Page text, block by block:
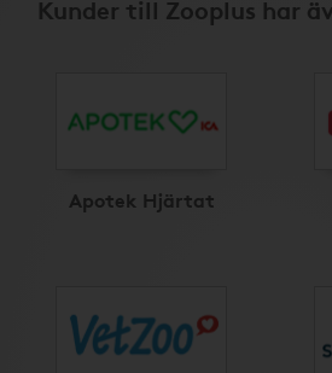
Kunder till Zooplus har
Apotek Hjärtat